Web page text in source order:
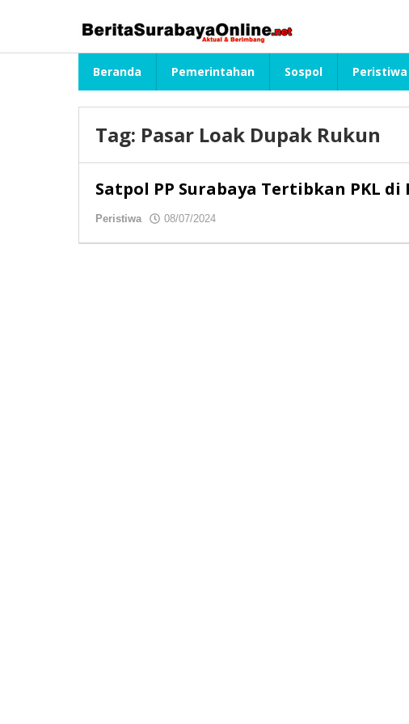
Beranda Pemerintahan Sospol Peristiwa
Tag: Pasar Loak Dupak Rukun
Satpol PP Surabaya Tertibkan PKL di
Peristiwa 08/07/2024